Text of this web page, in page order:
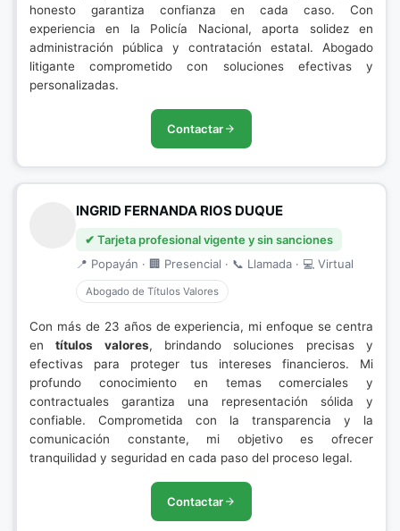
honesto garantiza confianza en cada caso. Con
experiencia en la Policía Nacional, aporta solidez en
administración pública y contratación estatal. Abogado
litigante comprometido con soluciones efectivas y
personalizadas.
Contactar
INGRID FERNANDA RIOS DUQUE
✔ Tarjeta profesional vigente y sin sanciones
📍 Popayán · 🏢 Presencial · 📞 Llamada · 💻 Virtual
Abogado de Títulos Valores
Con más de 23 años de experiencia, mi enfoque se centra
entítulos valores, brindando soluciones precisas y
efectivas para proteger tus intereses financieros. Mi
profundo conocimiento en temas comerciales y
contractuales garantiza una representación sólida y
confiable. Comprometida con la transparencia y la
comunicación constante, mi objetivo es ofrecer
tranquilidad y seguridad en cada paso del proceso legal.
Contactar